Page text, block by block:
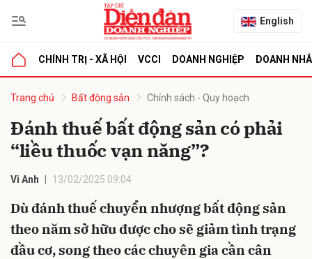
English
CHÍNH TRỊ - XÃ HỘI VCCI DOANH NGHIỆP DOANH
Trang chủ Bất động sản Chính sách - Quy hoạch
Đánh thuế bất động sản có phải
“liều thuốc vạn năng”?
Vi Anh 13/02/2025 09:04
Dù đánh thuế chuyển nhượng bất động sản
theo năm sở hữu được cho sẽ giảm tình trạng
đầu cơ, song theo các chuyên gia cần cân
luận
Hủy